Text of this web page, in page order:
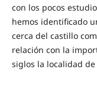
con los pocos
hemos identificado
cerca del castillo
relación con la
siglos la localidad de